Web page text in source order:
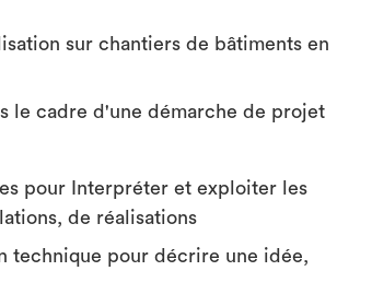
sur chantiers de bâtiments en
le cadre d'une démarche de projet
pour Interpréter et exploiter les
de réalisations
technique pour décrire une idée,